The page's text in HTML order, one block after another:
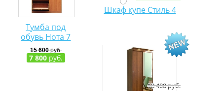
Тумба под
обувь Нота 7
15 600руб.
7 800руб.
Шкаф купе Стиль 4
18 400 руб.